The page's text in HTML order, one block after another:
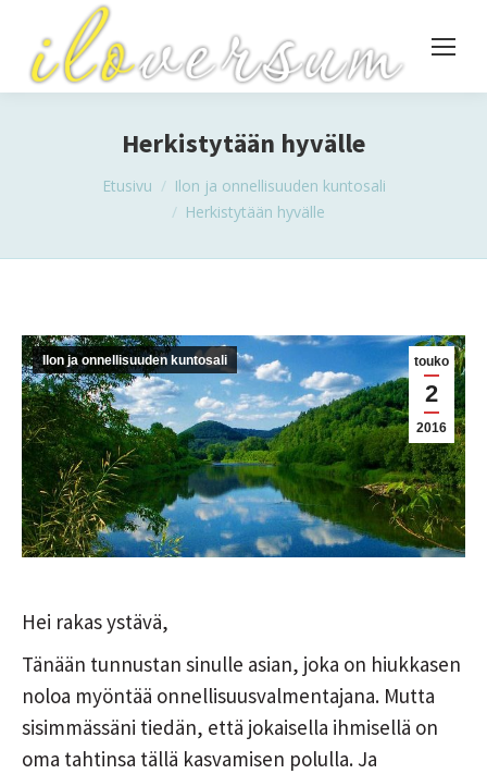
Herkistytään hyvälle
You are here:
Etusivu
Ilon ja onnellisuuden kuntosali
Herkistytään hyvälle
touko
2
2016
Ilon ja onnellisuuden kuntosali
Hei rakas ystävä,
Tänään tunnustan sinulle asian, joka on hiukkasen
noloa myöntää onnellisuusvalmentajana. Mutta
sisimmässäni tiedän, että jokaisella ihmisellä on
oma tahtinsa tällä kasvamisen polulla. Ja